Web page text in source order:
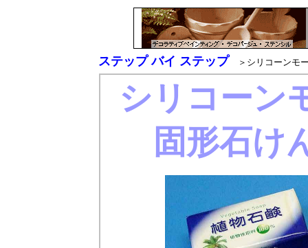
ステップ バイ ステップ ＞シリコーンモ
シリコーン
固形石け